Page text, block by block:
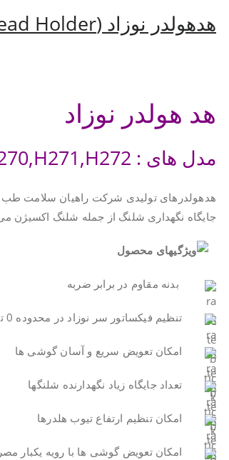
هدهولدر نوزاد (Infant Head Holder)
هد هولدر نوزاد
مدل های : H270,H271,H272
جایگاه نگهداری شلنگ از جمله شلنگ اکسیژن
بدنه مقاوم در برابر ضربه
تنظیم فیکساتور سر نوزاد در محدوده 0 تا 140 میلیمتر
امکان تعویض سریع و آسان گوشی ها
تعداد جایگاه زیاد نگهدارنده شلنگها
امکان تنظیم ارتفاع تیوب هلدرها
امکان تعویض گوشی ها با رویه یکبار